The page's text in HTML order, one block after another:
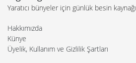
Yaratıcı bünyeler için günlük besin kaynağı
Hakkımızda
Künye
Üyelik, Kullanım ve Gizlilik Şartları